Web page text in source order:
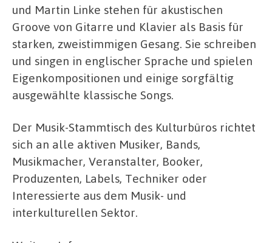
und Martin Linke stehen für akustischen
Groove von Gitarre und Klavier als Basis für
starken, zweistimmigen Gesang. Sie schreiben
und singen in englischer Sprache und spielen
Eigenkompositionen und einige sorgfältig
ausgewählte klassische Songs.
Der Musik-Stammtisch des Kulturbüros richtet
sich an alle aktiven Musiker, Bands,
Musikmacher, Veranstalter, Booker,
Produzenten, Labels, Techniker oder
Interessierte aus dem Musik- und
interkulturellen Sektor.